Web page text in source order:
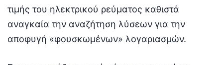
τιμής του ηλεκτρικού ρεύματος καθιστά
αναγκαία την αναζήτηση λύσεων για την
αποφυγή «φουσκωμένων» λογαριασμών.